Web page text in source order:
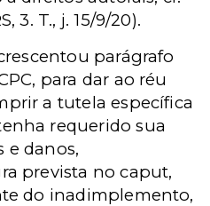
3. T., j. 15/9/20).
parágrafo
para dar ao réu
a tutela específica
requerido sua
e danos,
prevista no caput,
do inadimplemento,